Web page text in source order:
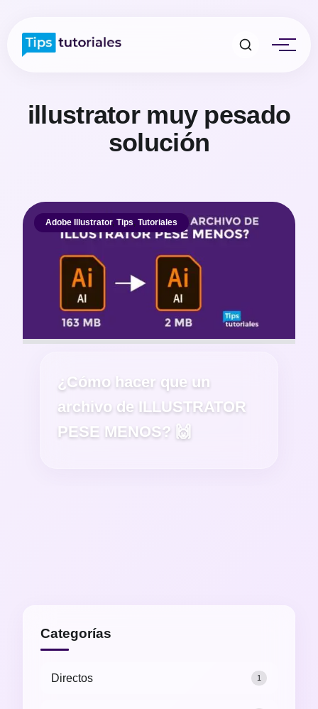
illustrator muy pesado
solución
Adobe Illustrator, Tips, Tutoriales
¿Cómo hacer que un
archivo de ILLUSTRATOR
PESE MENOS? 🙌
Categorías
Directos 1